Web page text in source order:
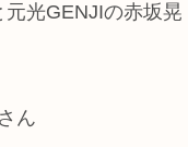
光GENJIの赤坂晃
ん